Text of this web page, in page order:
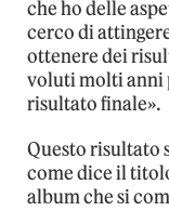
che ho delle
cerco di
ottenere dei
voluti molti anni
risultato finale».
Questo risultato
come dice il
album che si